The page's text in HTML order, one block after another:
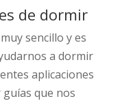
de dormir
sencillo y es
a dormir
aplicaciones
que nos